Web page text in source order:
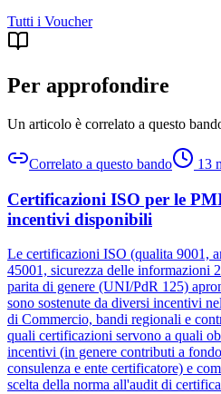
Tutti i Voucher
Per approfondire
Un articolo è correlato a questo
Correlato a questo bando 13
Certificazioni ISO per le
incentivi disponibili
Le certificazioni ISO (qualita 9001,
45001, sicurezza delle informazioni
parita di genere (UNI/PdR 125)
sono sostenute da diversi incentivi
di Commercio, bandi regionali e
quali certificazioni servono a quali
incentivi (in genere contributi a
consulenza e ente certificatore) e
scelta della norma all'audit di